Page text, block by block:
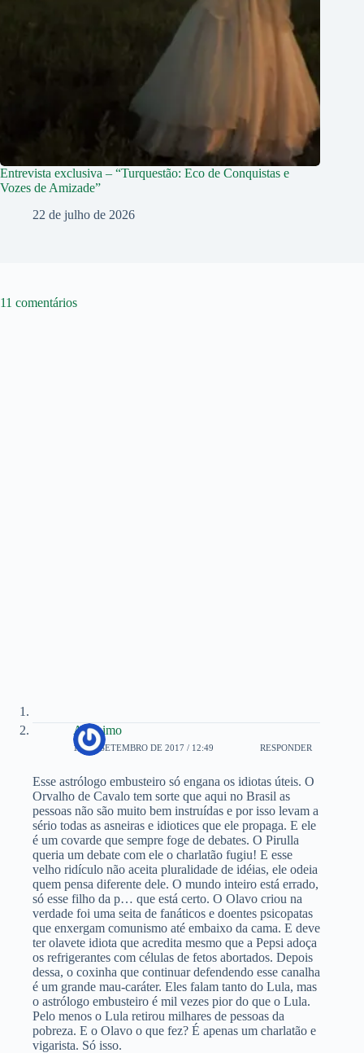
Entrevista exclusiva – “Turquestão: Eco de Conquistas e
Vozes de Amizade”
22 de julho de 2026
11 comentários
Anônimo
18 DE SETEMBRO DE 2017 / 12:49 RESPONDER
Esse astrólogo embusteiro só engana os idiotas úteis. O
Orvalho de Cavalo tem sorte que aqui no Brasil as
pessoas não são muito bem instruídas e por isso levam a
sério todas as asneiras e idiotices que ele propaga. E ele
é um covarde que sempre foge de debates. O Pirulla
queria um debate com ele o charlatão fugiu! E esse
velho ridículo não aceita pluralidade de idéias, ele odeia
quem pensa diferente dele. O mundo inteiro está errado,
só esse filho da p… que está certo. O Olavo criou na
verdade foi uma seita de fanáticos e doentes psicopatas
que enxergam comunismo até embaixo da cama. E deve
ter olavete idiota que acredita mesmo que a Pepsi adoça
os refrigerantes com células de fetos abortados. Depois
dessa, o coxinha que continuar defendendo esse canalha
é um grande mau-caráter. Eles falam tanto do Lula, mas
o astrólogo embusteiro é mil vezes pior do que o Lula.
Pelo menos o Lula retirou milhares de pessoas da
pobreza. E o Olavo o que fez? É apenas um charlatão e
vigarista. Só isso.